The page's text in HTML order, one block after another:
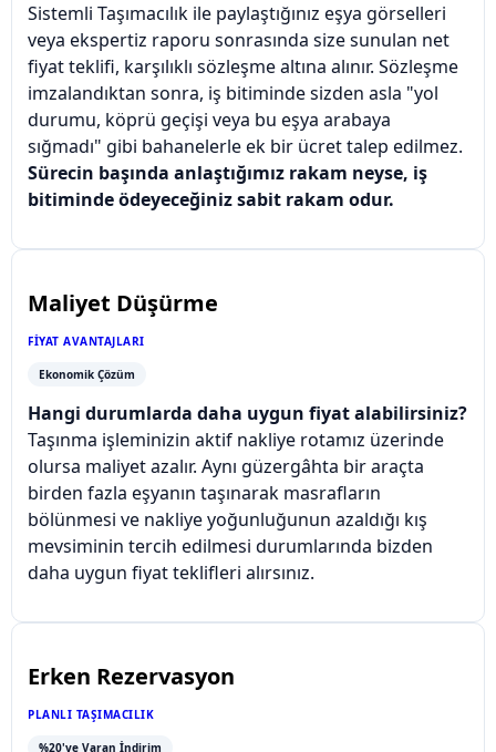
Sistemli Taşımacılık ile paylaştığınız eşya görselleri
veya ekspertiz raporu sonrasında size sunulan net
fiyat teklifi, karşılıklı sözleşme altına alınır. Sözleşme
imzalandıktan sonra, iş bitiminde sizden asla "yol
durumu, köprü geçişi veya bu eşya arabaya
sığmadı" gibi bahanelerle ek bir ücret talep edilmez.
Sürecin başında anlaştığımız rakam neyse, iş
bitiminde ödeyeceğiniz sabit rakam odur.
Maliyet Düşürme
FIYAT AVANTAJLARI
Ekonomik Çözüm
Hangi durumlarda daha uygun fiyat alabilirsiniz?
Taşınma işleminizin aktif nakliye rotamız üzerinde
olursa maliyet azalır. Aynı güzergâhta bir araçta
birden fazla eşyanın taşınarak masrafların
bölünmesi ve nakliye yoğunluğunun azaldığı kış
mevsiminin tercih edilmesi durumlarında bizden
daha uygun fiyat teklifleri alırsınız.
Erken Rezervasyon
PLANLI TAŞIMACILIK
%20'ye Varan İndirim